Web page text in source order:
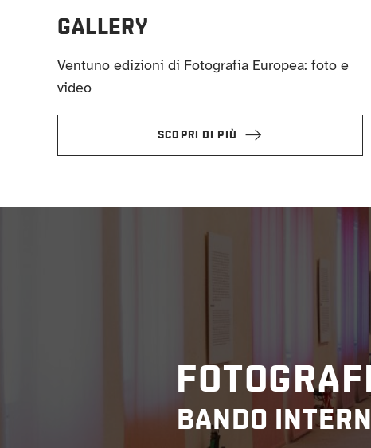
GALLERY
Ventuno edizioni di Fotografia Europea: foto e
video
SCOPRI DI PIÙ
BANDO